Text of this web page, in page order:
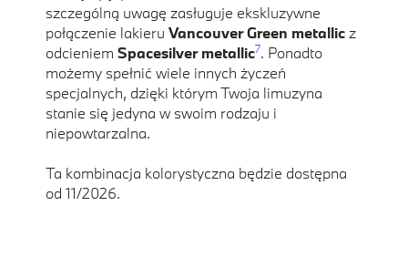
szczególną uwagę zasługuje ekskluzywne
połączenie lakieru Vancouver Green metallicz
odcieniem Spacesilver metallic7. Ponadto
możemy spełnić wiele innych życzeń
specjalnych, dzięki którym Twoja limuzyna
stanie się jedyna w swoim rodzaju i
niepowtarzalna.
Ta kombinacja kolorystyczna będzie dostępna
od 11/2026.